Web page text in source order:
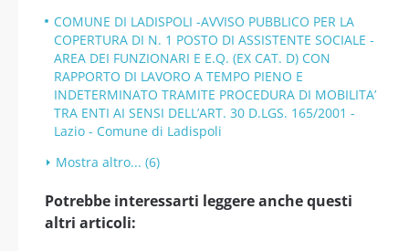
COMUNE DI LADISPOLI -AVVISO PUBBLICO PER LA
COPERTURA DI N. 1 POSTO DI ASSISTENTE SOCIALE -
AREA DEI FUNZIONARI E E.Q. (EX CAT. D) CON
RAPPORTO DI LAVORO A TEMPO PIENO E
INDETERMINATO TRAMITE PROCEDURA DI MOBILITA’
TRA ENTI AI SENSI DELL’ART. 30 D.LGS. 165/2001 -
Lazio - Comune di Ladispoli
Mostra altro... (6)
Potrebbe interessarti leggere anche questi
altri articoli: